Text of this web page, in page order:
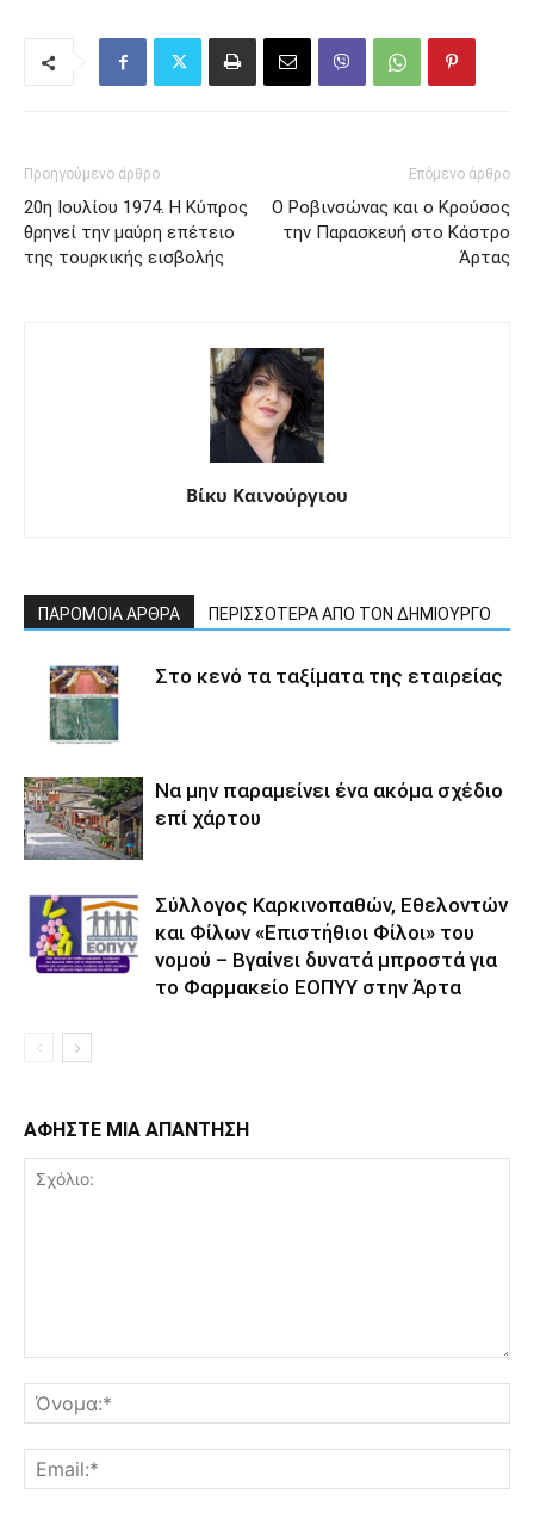
Προηγούμενο άρθρο
20η Ιουλίου 1974. Η Κύπρος
θρηνεί την μαύρη επέτειο
της τουρκικής εισβολής
Επόμενο άρθρο
Ο Ροβινσώνας και ο Κρούσος
την Παρασκευή στο Κάστρο
Άρτας
Βίκυ Καινούργιου
ΠΑΡΟΜΟΙΑ ΑΡΘΡΑ ΠΕΡΙΣΣΟΤΕΡΑ ΑΠΟ ΤΟΝ ΔΗΜΙΟΥΡΓΟ
Στο κενό τα ταξίματα της εταιρείας
Να μην παραμείνει ένα ακόμα σχέδιο
επί χάρτου
Σύλλογος Καρκινοπαθών, Εθελοντών
και Φίλων «Επιστήθιοι Φίλοι» του
νομού – Βγαίνει δυνατά μπροστά για
το Φαρμακείο ΕΟΠΥΥ στην Άρτα
ΑΦΗΣΤΕ ΜΙΑ ΑΠΑΝΤΗΣΗ